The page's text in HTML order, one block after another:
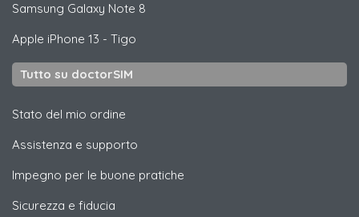
Samsung Galaxy Note 8
Apple iPhone 13 - Tigo
Tutto su doctorSIM
Stato del mio ordine
Assistenza e supporto
Impegno per le buone pratiche
Sicurezza e fiducia